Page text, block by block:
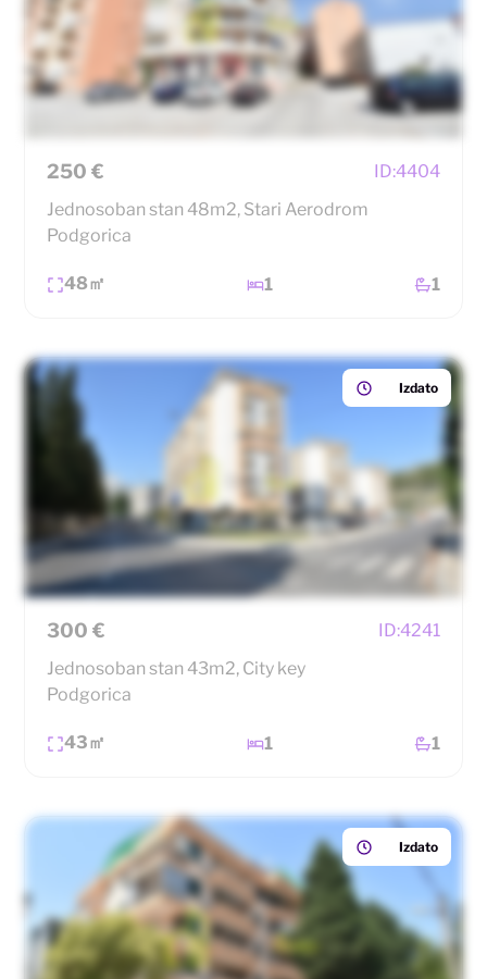
250 € ID:4404
Jednosoban stan 48m2, Stari Aerodrom
Podgorica
48㎡ 1 1
Izdato
300 € ID:4241
Jednosoban stan 43m2, City key
Podgorica
43㎡ 1 1
Izdato